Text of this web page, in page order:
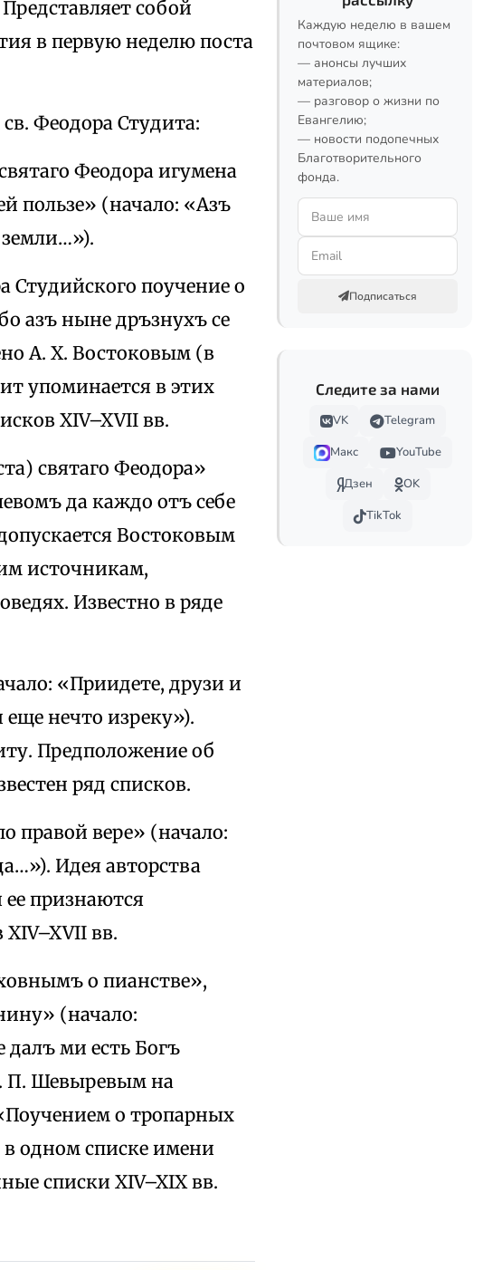
собой
в первую неделю поста
Феодора Студита:
Феодора игумена
пользе» (начало: «Азъ
Студийского поучение о
азъ ныне дръзнухъ се
A. X. Востоковым (в
упоминается в этих
XIV–XVII вв.
святаго Феодора»
да каждо отъ себе
Востоковым
источникам,
Известно в ряде
«Приидете, друзи и
еще нечто изреку»).
Предположение об
ряд списков.
правой вере» (начало:
Идея авторства
признаются
вв.
о пианстве»,
(начало:
далъ ми есть Богъ
П. Шевыревым на
о тропарных
одном списке имени
списки XIV–XIX вв.
Каждую неделю в вашем
почтовом ящике:
— анонсы лучших
материалов;
— разговор о жизни по
Евангелию;
— новости подопечных
Благотворительного
фонда.
Подписаться
Следите за нами
VK
Telegram
Макс
YouTube
Дзен
OK
TikTok